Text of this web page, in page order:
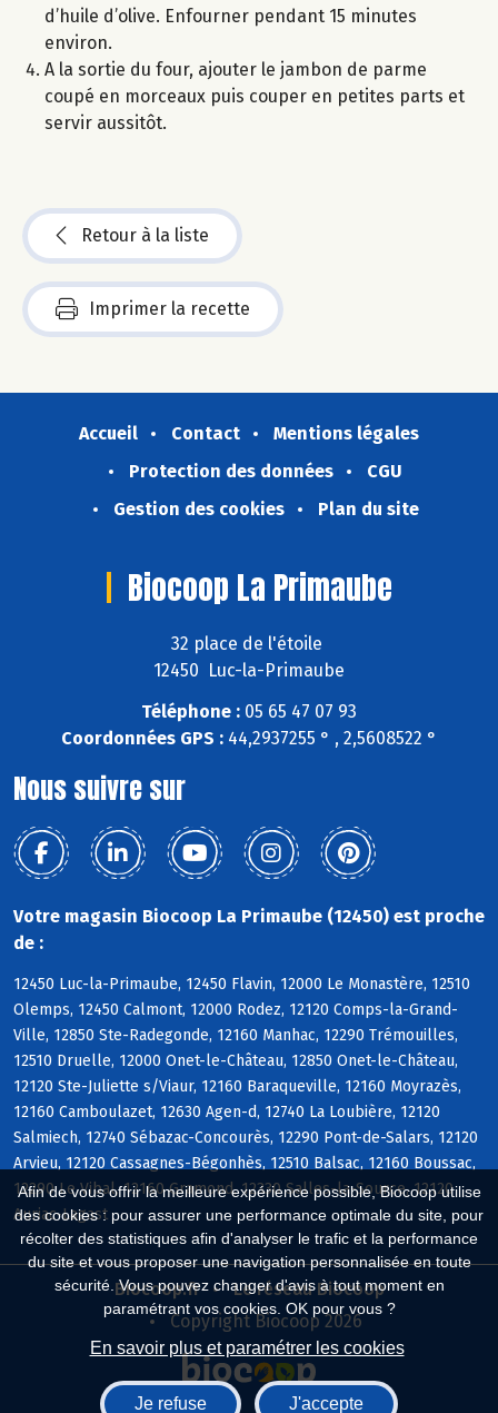
Afin de vous offrir la meilleure expérience possible, Biocoop utilise
des cookies : pour assurer une performance optimale du site, pour
récolter des statistiques afin d'analyser le trafic et la performance
du site et vous proposer une navigation personnalisée en toute
sécurité. Vous pouvez changer d'avis à tout moment en
paramétrant vos cookies. OK pour vous ?
En savoir plus et paramétrer les cookies
Je refuse J'accepte
d’huile d’olive. Enfourner pendant 15 minutes
environ.
A la sortie du four, ajouter le jambon de parme
coupé en morceaux puis couper en petites parts et
servir aussitôt.
Retour à la liste
Imprimer la recette
Accueil Contact
Mentions légales
Protection des données
CGU
Gestion des cookies
Plan du site
Biocoop La Primaube
32 place de l'étoile
12450 Luc-la-Primaube
Téléphone : 05 65 47 07 93
Coordonnées GPS : 44,2937255 ° , 2,5608522 °
Nous suivre sur
Votre magasin Biocoop La Primaube (12450) est proche
de :
12450 Luc-la-Primaube, 12450 Flavin, 12000 Le Monastère, 12510
Olemps, 12450 Calmont, 12000 Rodez, 12120 Comps-la-Grand-
Ville, 12850 Ste-Radegonde, 12160 Manhac, 12290 Trémouilles,
12510 Druelle, 12000 Onet-le-Château, 12850 Onet-le-Château,
12120 Ste-Juliette s/Viaur, 12160 Baraqueville, 12160 Moyrazès,
12160 Camboulazet, 12630 Agen-d, 12740 La Loubière, 12120
Salmiech, 12740 Sébazac-Concourès, 12290 Pont-de-Salars, 12120
Arvieu, 12120 Cassagnes-Bégonhès, 12510 Balsac, 12160 Boussac,
12290 Le Vibal, 12160 Gramond, 12330 Salles-la-Source, 12120
Auriac-Lagast
Biocoop.fr
Le réseau Biocoop
Copyright Biocoop 2026